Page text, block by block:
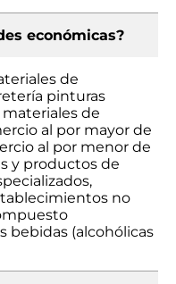
económicas?
de
pinturas
de
al por mayor de
al por menor de
y productos de
no
bebidas (alcohólicas